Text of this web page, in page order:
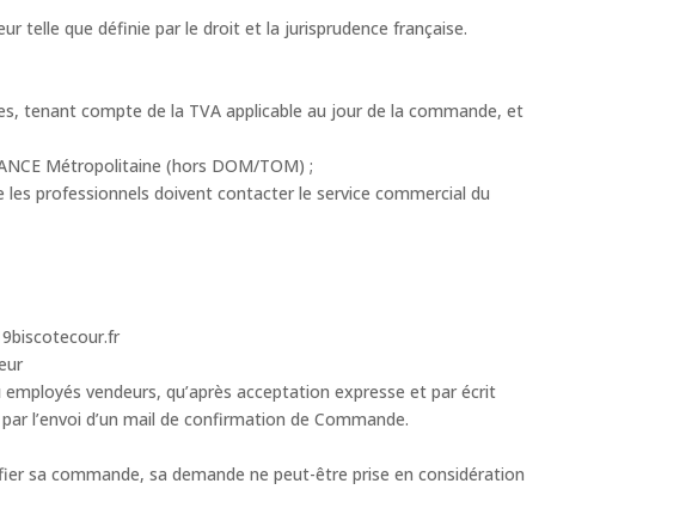
telle que définie par le droit et la jurisprudence française.
tenant compte de la TVA applicable au jour de la commande, et
Métropolitaine (hors DOM/TOM) ;
professionnels doivent contacter le service commercial du
vendeurs, qu’après acceptation expresse et par écrit
l’envoi d’un mail de confirmation de Commande.
sa commande, sa demande ne peut-être prise en considération